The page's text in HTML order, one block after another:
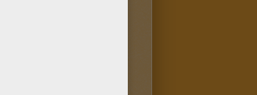
ce coloriage
Yu-Gi-Oh :
de la